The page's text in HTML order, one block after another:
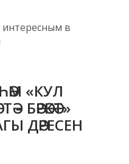
в
«КУЛ
БӘРӘКӘТ»
ДӘРЕСЕН